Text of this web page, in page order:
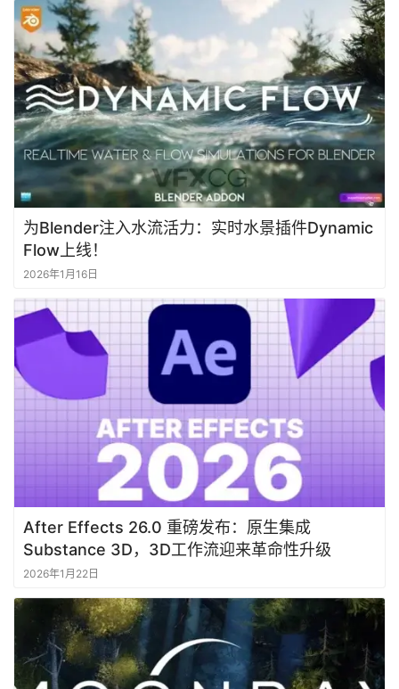
为Blender注入水流活力：实时水景插件Dynamic
Flow上线！
2026年1月16日
After Effects 26.0 重磅发布：原生集成
Substance 3D，3D工作流迎来革命性升级
2026年1月22日